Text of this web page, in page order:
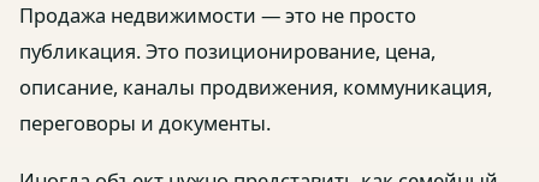
Продажа недвижимости — это не просто
публикация. Это позиционирование, цена,
описание, каналы продвижения, коммуникация,
переговоры и документы.